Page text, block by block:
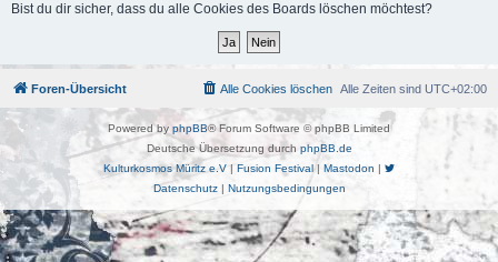
Bist du dir sicher, dass du alle Cookies des Boards löschen möchtest?
Foren-Übersicht Alle Zeiten sind UTC+02:00
Alle Cookies löschen
Powered by phpBB® Forum Software © phpBB Limited
Deutsche Übersetzung durch phpBB.de
Kulturkosmos Müritz e.V | Fusion Festival| Mastodon |
Datenschutz| Nutzungsbedingungen